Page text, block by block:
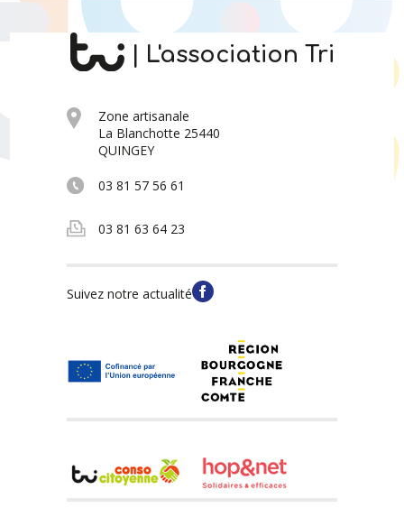
| L'association Tri
Zone artisanale
La Blanchotte 25440
QUINGEY
03 81 57 56 61
03 81 63 64 23
Suivez notre actualité